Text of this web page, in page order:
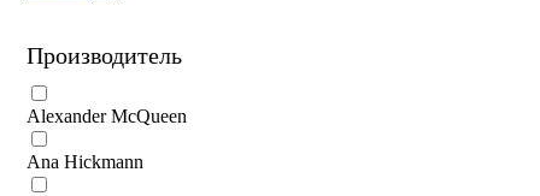
Производитель
Alexander McQueen
Ana Hickmann